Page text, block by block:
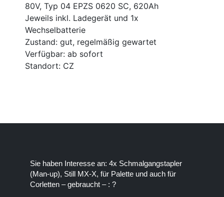
80V, Typ 04 EPZS 0620 SC, 620Ah
Jeweils inkl. Ladegerät und 1x
Wechselbatterie
Zustand: gut, regelmäßig gewartet
Verfügbar: ab sofort
Standort: CZ
Sie haben Interesse an: 4x Schmalgangstapler
(Man-up), Still MX-X, für Palette und auch für
Corletten – gebraucht – : ?